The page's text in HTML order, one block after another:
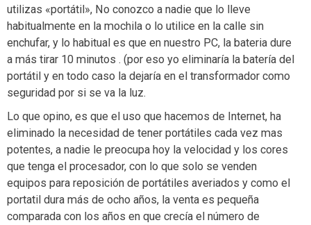
utilizas «portátil», No conozco a nadie que lo lleve
habitualmente en la mochila o lo utilice en la calle sin
enchufar, y lo habitual es que en nuestro PC, la bateria dure
a más tirar 10 minutos . (por eso yo eliminaría la batería del
portátil y en todo caso la dejaría en el transformador como
seguridad por si se va la luz.
Lo que opino, es que el uso que hacemos de Internet, ha
eliminado la necesidad de tener portátiles cada vez mas
potentes, a nadie le preocupa hoy la velocidad y los cores
que tenga el procesador, con lo que solo se venden
equipos para reposición de portátiles averiados y como el
portatil dura más de ocho años, la venta es pequeña
comparada con los años en que crecía el número de